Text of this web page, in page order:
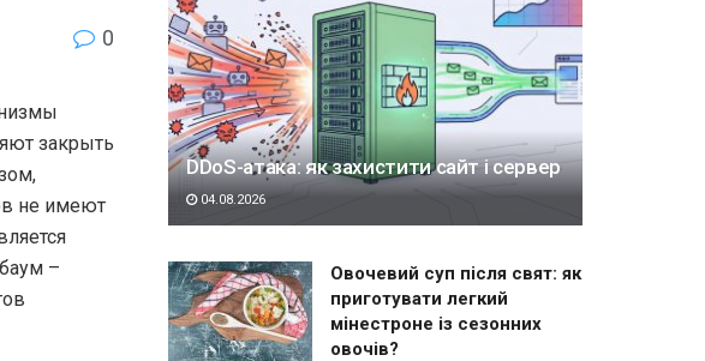
0
закрыть
не имеют
–
DDoS-атака: як захистити сайт і сервер
04.08.2026
Овочевий суп після свят: як
приготувати легкий
мінестроне із сезонних
овочів?